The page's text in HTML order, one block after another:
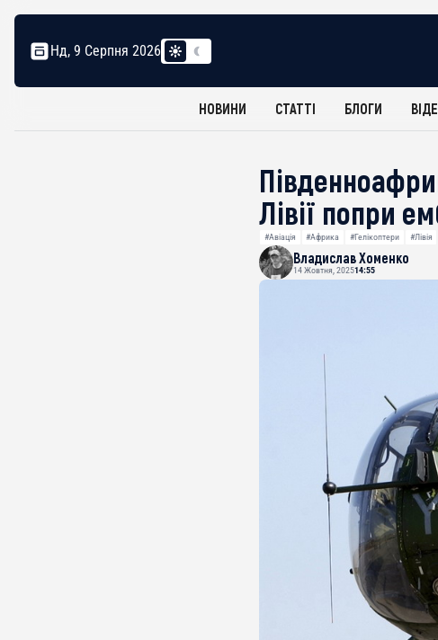
Нд, 9 Серпня 2026
НОВИНИ СТАТТІ БЛОГИ
Лівії попри
#Авіація #Африка #Гелікоптери #Лівія
Владислав Хоменко
14 Жовтня, 202514:55